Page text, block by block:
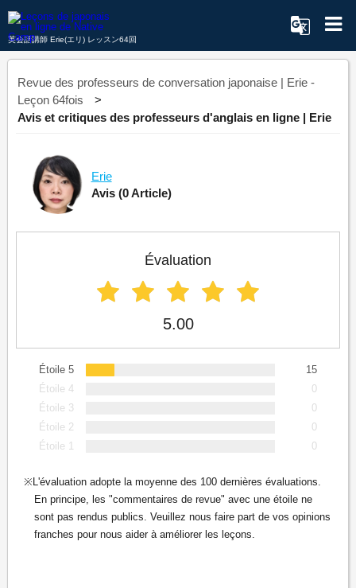
英会話講師 Erie(エリ) レッスン64回
Revue des professeurs de conversation japonaise | Erie -
Leçon 64fois
Avis et critiques des professeurs d'anglais en ligne | Erie
Erie
Avis (0 Article)
Évaluation
5.00
Étoile 5
15
Étoile 4
0
Étoile 3
0
Étoile 2
0
Étoile 1
0
L'évaluation adopte la moyenne des 100 dernières évaluations.
En principe, les "commentaires de revue" avec une étoile ne
sont pas rendus publics. Veuillez nous faire part de vos opinions
franches pour nous aider à améliorer les leçons.